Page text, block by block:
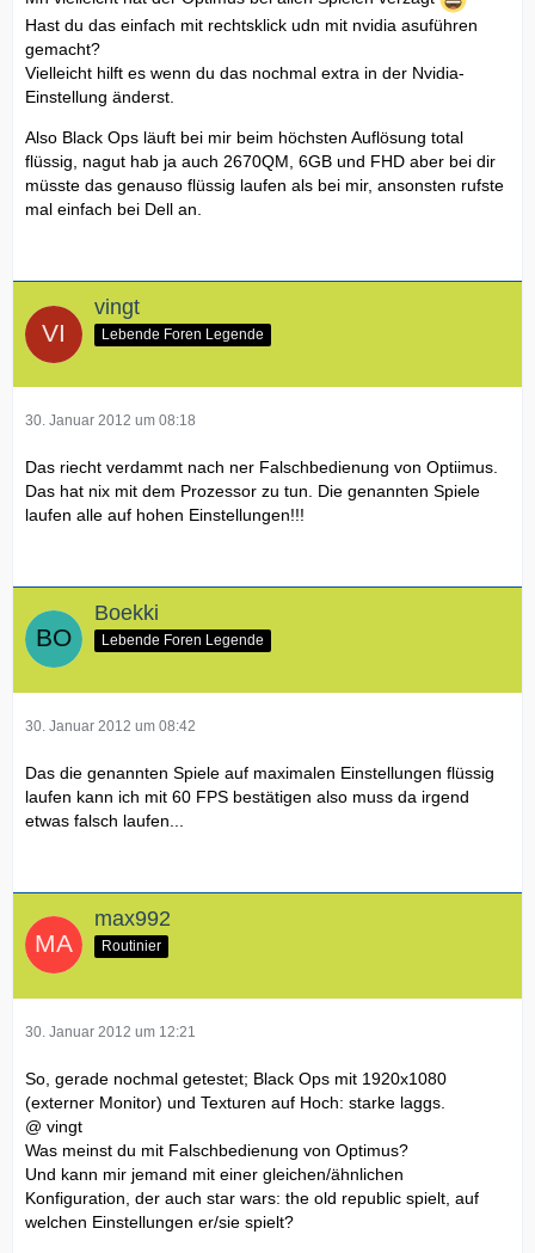
Hast du das einfach mit rechtsklick udn mit nvidia asuführen
gemacht?
Vielleicht hilft es wenn du das nochmal extra in der Nvidia-
Einstellung änderst.
Also Black Ops läuft bei mir beim höchsten Auflösung total
flüssig, nagut hab ja auch 2670QM, 6GB und FHD aber bei dir
müsste das genauso flüssig laufen als bei mir, ansonsten rufste
mal einfach bei Dell an.
vingt
Lebende Foren Legende
30. Januar 2012 um 08:18
Das riecht verdammt nach ner Falschbedienung von Optiimus.
Das hat nix mit dem Prozessor zu tun. Die genannten Spiele
laufen alle auf hohen Einstellungen!!!
Boekki
Lebende Foren Legende
30. Januar 2012 um 08:42
Das die genannten Spiele auf maximalen Einstellungen flüssig
laufen kann ich mit 60 FPS bestätigen also muss da irgend
etwas falsch laufen...
max992
Routinier
30. Januar 2012 um 12:21
So, gerade nochmal getestet; Black Ops mit 1920x1080
(externer Monitor) und Texturen auf Hoch: starke laggs.
@ vingt
Was meinst du mit Falschbedienung von Optimus?
Und kann mir jemand mit einer gleichen/ähnlichen
Konfiguration, der auch star wars: the old republic spielt, auf
welchen Einstellungen er/sie spielt?